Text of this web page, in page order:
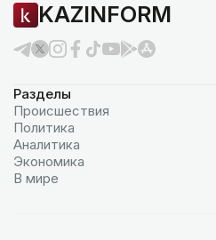
KAZINFORM
Разделы
Происшествия
Политика
Аналитика
Экономика
В мире